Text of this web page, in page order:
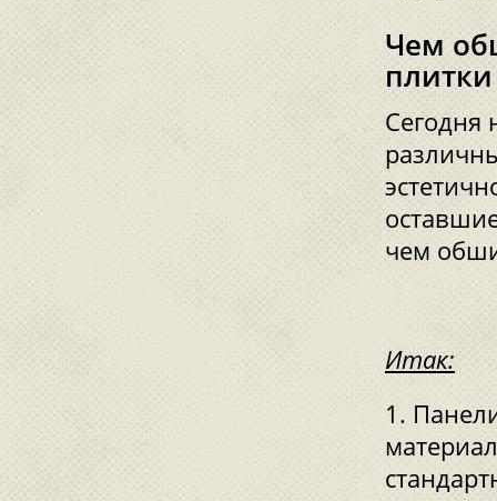
Чем
плитки
Сегодня
чем
Итак: